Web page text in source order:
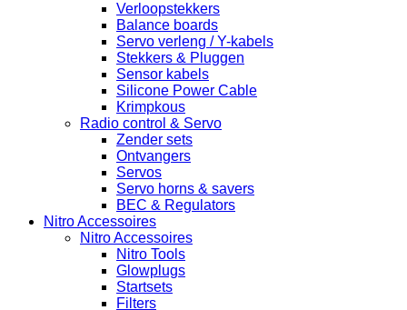
Verloopstekkers
Balance boards
Servo verleng / Y-kabels
Stekkers & Pluggen
Sensor kabels
Silicone Power Cable
Krimpkous
Radio control & Servo
Zender sets
Ontvangers
Servos
Servo horns & savers
BEC & Regulators
Nitro Accessoires
Nitro Accessoires
Nitro Tools
Glowplugs
Startsets
Filters